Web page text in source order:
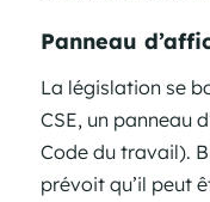
Panneau
La législation se
CSE, un panneau
Code du travail).
prévoit qu’il peut